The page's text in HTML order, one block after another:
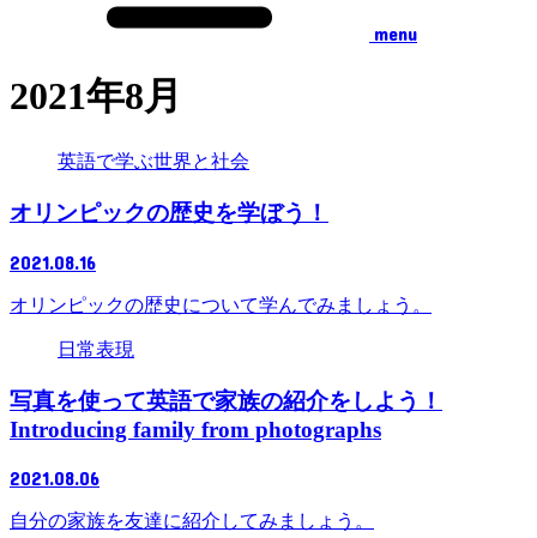
menu
2021年8月
英語で学ぶ世界と社会
オリンピックの歴史を学ぼう！
2021.08.16
オリンピックの歴史について学んでみましょう。
日常表現
写真を使って英語で家族の紹介をしよう！
Introducing family from photographs
2021.08.06
自分の家族を友達に紹介してみましょう。